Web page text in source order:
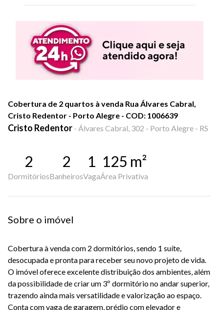
Cobertura de 2 quartos à venda Rua Álvares Cabral,
Cristo Redentor - Porto Alegre - COD: 1006639
Cristo Redentor - Álvares Cabral, 302 - Porto Alegre - RS
2
Dormitórios
2
Banheiros
1
Vaga
125 m²
Área Privativa
Sobre o imóvel
Cobertura à venda com 2 dormitórios, sendo 1 suíte,
desocupada e pronta para receber seu novo projeto de vida.
O imóvel oferece excelente distribuição dos ambientes, além
da possibilidade de criar um 3º dormitório no andar superior,
trazendo ainda mais versatilidade e valorização ao espaço.
Conta com vaga de garagem, prédio com elevador e